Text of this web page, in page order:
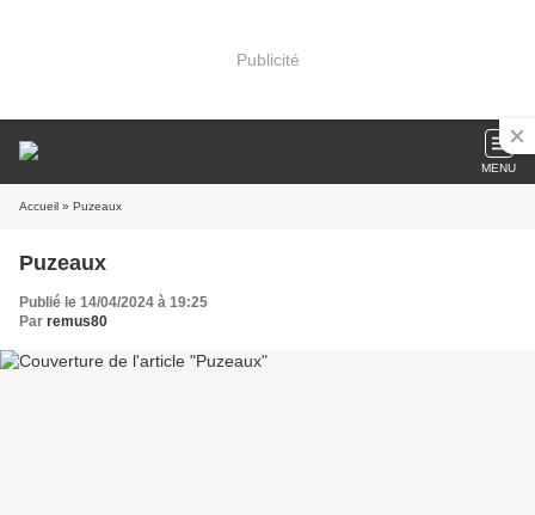
Publicité
MENU
Accueil » Puzeaux
Puzeaux
Publié le 14/04/2024 à 19:25
Par remus80